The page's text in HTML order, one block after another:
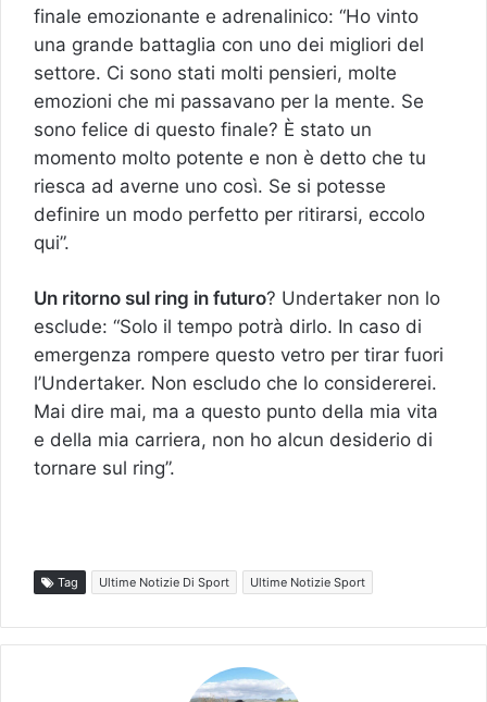
finale emozionante e adrenalinico: “Ho vinto
una grande battaglia con uno dei migliori del
settore. Ci sono stati molti pensieri, molte
emozioni che mi passavano per la mente. Se
sono felice di questo finale? È stato un
momento molto potente e non è detto che tu
riesca ad averne uno così. Se si potesse
definire un modo perfetto per ritirarsi, eccolo
qui”.
Un ritorno sul ring in futuro? Undertaker non lo
esclude: “Solo il tempo potrà dirlo. In caso di
emergenza rompere questo vetro per tirar fuori
l’Undertaker. Non escludo che lo considererei.
Mai dire mai, ma a questo punto della mia vita
e della mia carriera, non ho alcun desiderio di
tornare sul ring”.
Tag Ultime Notizie Di Sport Ultime Notizie Sport